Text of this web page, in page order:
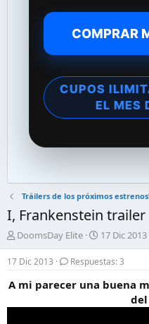
COMPRAR
CUPOS
EL MES
Tráilers de los próximos
I, Frankenstein trailer
A
u
t
o
r
e
DoomsDay Elite
F
e
c
h
a
e
17 Dic 2013
17 Dic 2013 Respuestas: 3
A mi parecer una buena